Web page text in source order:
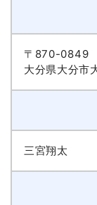
〒870-0849
大分県大分市
三宮翔太